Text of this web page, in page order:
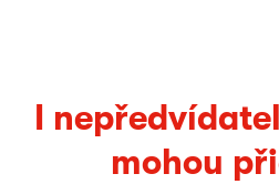
I
mohou